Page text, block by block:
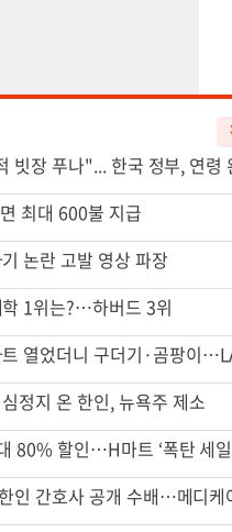
최대 600불 지급
논란 고발 영상 파장
학 1위는?…하버드 3위
정지 온 한인, 뉴욕주 제소
80% 할인…H마트 ‘폭탄 세일